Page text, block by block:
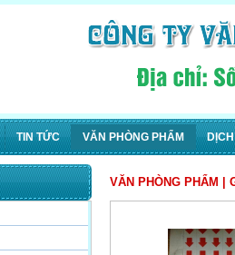
TIN TỨC VĂN PHÒNG PHẨM
VĂN PHÒNG PHẨM |